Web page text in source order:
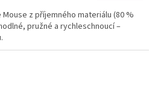
z příjemného materiálu (80 %
pružné a rychleschnoucí –